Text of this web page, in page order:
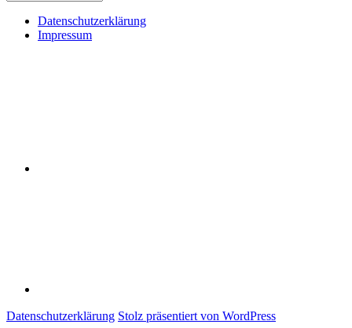
Datenschutzerklärung
Impressum
Datenschutzerklärung Stolz präsentiert von WordPress